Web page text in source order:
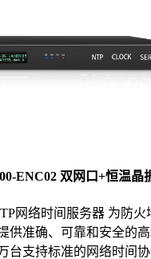
ENC02 双网口+恒温晶
网络时间服务器 为防
供准确、可靠和安全的
台支持标准的网络时间